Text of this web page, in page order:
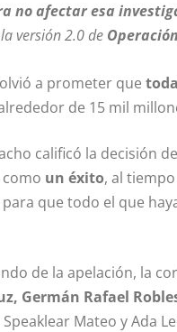
no afectar esa
versión 2.0 de
a prometer que
de 15 mil
calificó la decisión
un éxito, al
para que todo el que
de la apelación, la
Germán Rafael
Speaklear Mateo y Ada